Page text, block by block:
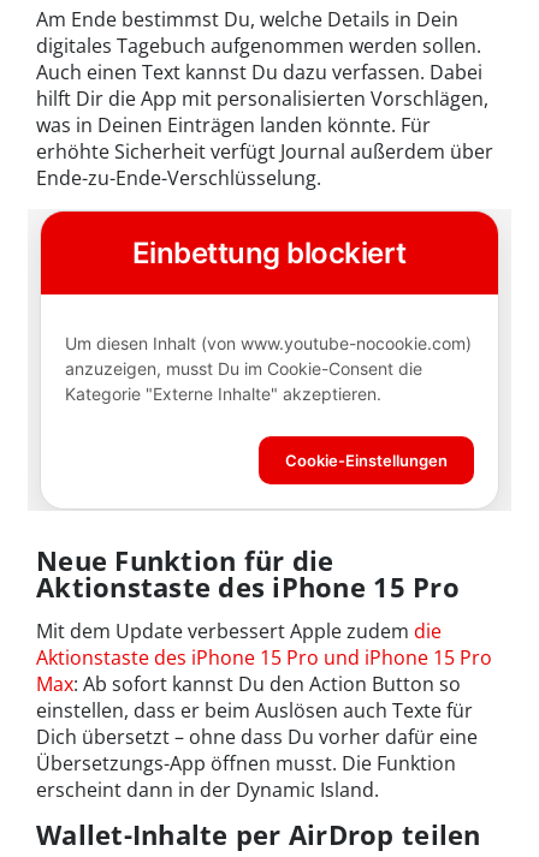
Am Ende bestimmst Du, welche Details in Dein
digitales Tagebuch aufgenommen werden sollen.
Auch einen Text kannst Du dazu verfassen. Dabei
hilft Dir die App mit personalisierten Vorschlägen,
was in Deinen Einträgen landen könnte. Für
erhöhte Sicherheit verfügt Journal außerdem über
Ende-zu-Ende-Verschlüsselung.
Neue Funktion für die
Aktionstaste des iPhone 15 Pro
Mit dem Update verbessert Apple zudem die
Aktionstaste des iPhone 15 Pro und iPhone 15 Pro
Max: Ab sofort kannst Du den Action Button so
einstellen, dass er beim Auslösen auch Texte für
Dich übersetzt – ohne dass Du vorher dafür eine
Übersetzungs-App öffnen musst. Die Funktion
erscheint dann in der Dynamic Island.
Wallet-Inhalte per AirDrop teilen